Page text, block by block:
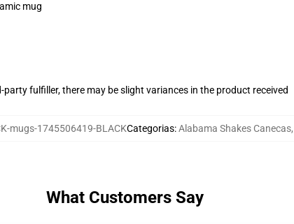
mug
fulfiller, there may be slight variances in the product received
mugs-1745506419-BLACKCategorias:Alabama Shakes Canecas,
What Customers Say